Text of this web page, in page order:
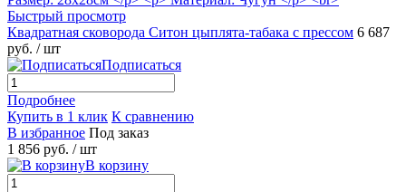
Быстрый просмотр
Квадратная сковорода Ситон цыплята-табака с прессом 6 687
руб. / шт
Подписаться
Подробнее
Купить в 1 клик К сравнению
В избранное Под заказ
1 856 руб. / шт
В корзину